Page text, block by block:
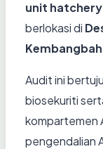
unit hatchery
berlokasi di
Audit ini
biosekuriti
kompartemen
pengendalian